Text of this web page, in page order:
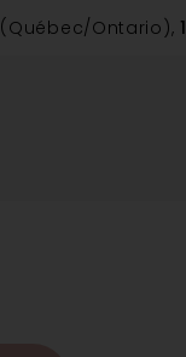
(Québec/Ontario),